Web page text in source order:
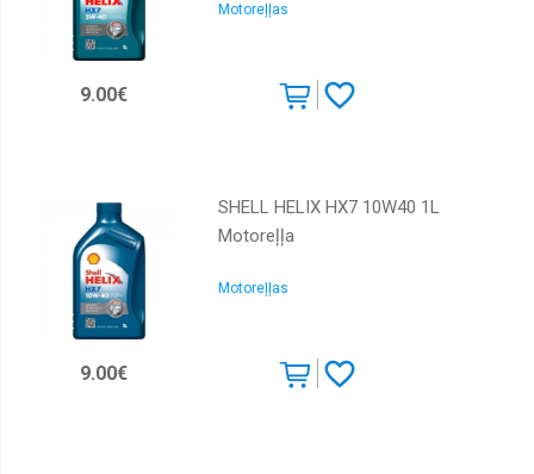
Meguin
Mercedes
Mobil
Motorex
Motul
Motoreļļas
9.00€
SHELL HELIX HX7 10W40 1L
Motoreļļa
Motoreļļas
9.00€